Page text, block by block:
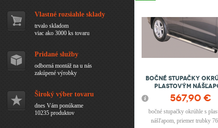
Bočné stupačky
plastovým
HYUNDAI Santa Fe
567,90 €
bočné stupačky okrúhle s
nášľapom, priemer trubky
Vlastné rozsiahle sklady
trvalo skladom
viac ako 3000 ks tovaru
Pridané služby
odborná montáž na u nás
zakúpené výrobky
Široký výber tovaru
dnes Vám ponúkame
10235 produktov